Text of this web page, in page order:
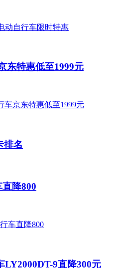
东特惠低至1999元
排名
降800
9直降300元